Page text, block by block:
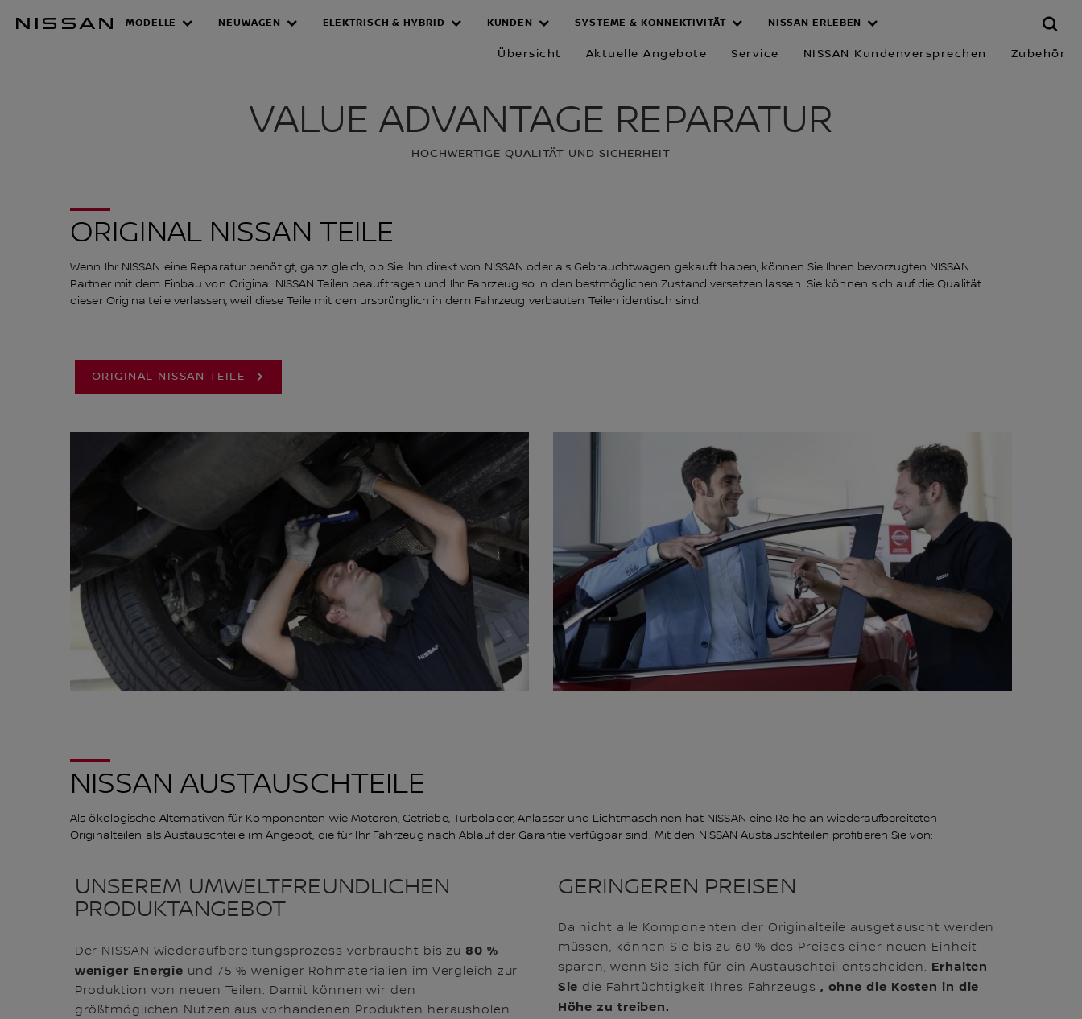
Hauptinhalt
VALUE ADVANTAGE REPARATUR
MODELLE NEUWAGEN ELEKTRISCH & HYBRID KUNDEN SYSTEME & KONNEKTIVITÄT NISSAN ERLEBEN
Übersicht Aktuelle Angebote Service NISSAN Kundenversprechen Zubehör
VALUE ADVANTAGE REPARATUR
HOCHWERTIGE QUALITÄT UND SICHERHEIT
ORIGINAL NISSAN TEILE
Wenn Ihr NISSAN eine Reparatur benötigt, ganz gleich, ob Sie Ihn direkt von NISSAN oder als Gebrauchtwagen gekauft haben, können Sie Ihren bevorzugten NISSAN
Partner mit dem Einbau von Original NISSAN Teilen beauftragen und Ihr Fahrzeug so in den bestmöglichen Zustand versetzen lassen. Sie können sich auf die Qualität
dieser Originalteile verlassen, weil diese Teile mit den ursprünglich in dem Fahrzeug verbauten Teilen identisch sind.
ORIGINAL NISSAN TEILE
NISSAN AUSTAUSCHTEILE
Als ökologische Alternativen für Komponenten wie Motoren, Getriebe, Turbolader, Anlasser und Lichtmaschinen hat NISSAN eine Reihe an wiederaufbereiteten
Originalteilen als Austauschteile im Angebot, die für Ihr Fahrzeug nach Ablauf der Garantie verfügbar sind. Mit den NISSAN Austauschteilen profitieren Sie von:
UNSEREM UMWELTFREUNDLICHEN
PRODUKTANGEBOT
Der NISSAN Wiederaufbereitungsprozess verbraucht bis zu 80 %
weniger Energie und 75 % weniger Rohmaterialien im Vergleich zur
Produktion von neuen Teilen. Damit können wir den
größtmöglichen Nutzen aus vorhandenen Produkten herausholen
GERINGEREN PREISEN
Da nicht alle Komponenten der Originalteile ausgetauscht werden
müssen, können Sie bis zu 60 % des Preises einer neuen Einheit
sparen, wenn Sie sich für ein Austauschteil entscheiden. Erhalten
Sie die Fahrtüchtigkeit Ihres Fahrzeugs , ohne die Kosten in die
Höhe zu treiben.